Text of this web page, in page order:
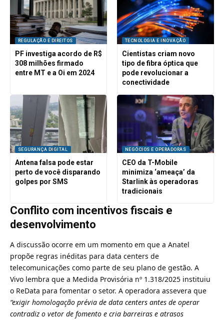
REGULAÇÃO E DIREITOS
PF investiga acordo de R$
308 milhões firmado
entre MT e a Oi em 2024
TECNOLOGIA E INOVAÇÃO
Cientistas criam novo
tipo de fibra óptica que
pode revolucionar a
conectividade
SEGURANÇA DIGITAL
Antena falsa pode estar
perto de você disparando
golpes por SMS
NEGÓCIOS E OPERADORAS
CEO da T-Mobile
minimiza ‘ameaça’ da
Starlink às operadoras
tradicionais
Conflito com incentivos fiscais e
desenvolvimento
A discussão ocorre em um momento em que a Anatel
propõe regras inéditas para data centers de
telecomunicações como parte de seu plano de gestão. A
Vivo lembra que a Medida Provisória nº 1.318/2025 instituiu
o ReData para fomentar o setor. A operadora assevera que
“exigir homologação prévia de data centers antes de operar
contradiz o vetor de fomento e cria barreiras e atrasos